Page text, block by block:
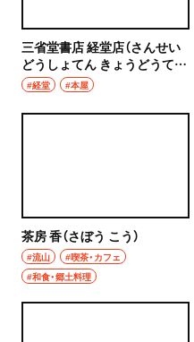
三省堂書店 経堂店（さんせい
どうしょてん きょうどうて
ん）
#経堂 #本屋
茶房 香（さぼう こう）
#流山
#喫茶・カフェ
#和食・郷土料理